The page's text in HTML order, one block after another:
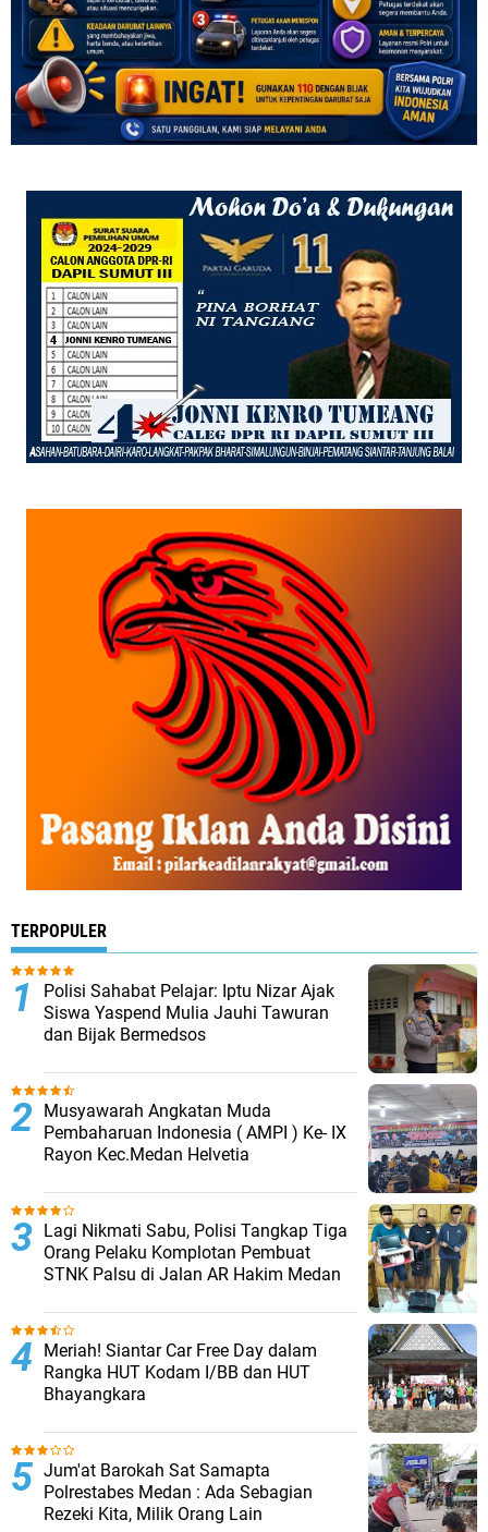
TERPOPULER
Polisi Sahabat Pelajar: Iptu Nizar Ajak
Siswa Yaspend Mulia Jauhi Tawuran
dan Bijak Bermedsos
Musyawarah Angkatan Muda
Pembaharuan Indonesia ( AMPI ) Ke- IX
Rayon Kec.Medan Helvetia
Lagi Nikmati Sabu, Polisi Tangkap Tiga
Orang Pelaku Komplotan Pembuat
STNK Palsu di Jalan AR Hakim Medan
Meriah! Siantar Car Free Day dalam
Rangka HUT Kodam I/BB dan HUT
Bhayangkara
Jum'at Barokah Sat Samapta
Polrestabes Medan : Ada Sebagian
Rezeki Kita, Milik Orang Lain